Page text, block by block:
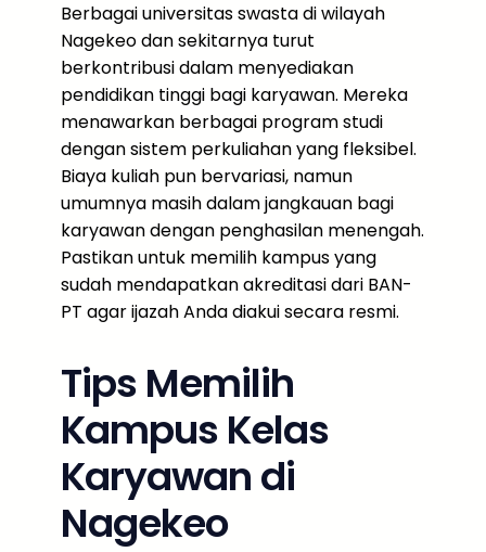
Berbagai universitas swasta di wilayah
Nagekeo dan sekitarnya turut
berkontribusi dalam menyediakan
pendidikan tinggi bagi karyawan. Mereka
menawarkan berbagai program studi
dengan sistem perkuliahan yang fleksibel.
Biaya kuliah pun bervariasi, namun
umumnya masih dalam jangkauan bagi
karyawan dengan penghasilan menengah.
Pastikan untuk memilih kampus yang
sudah mendapatkan akreditasi dari BAN-
PT agar ijazah Anda diakui secara resmi.
Tips Memilih
Kampus Kelas
Karyawan di
Nagekeo